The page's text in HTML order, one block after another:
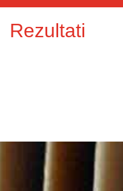
Rezultati